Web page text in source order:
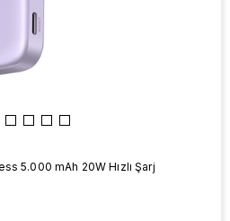
5.000 mAh 20W Hızlı Şarj